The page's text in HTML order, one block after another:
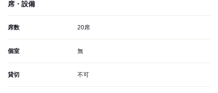
席・設備
席数 20席
個室 無
貸切 不可